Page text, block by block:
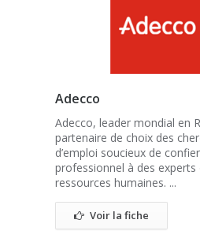
Adecco
Adecco, leader mondial en
partenaire de choix des
d’emploi soucieux de
professionnel à des experts
ressources humaines. ...
Voir la fiche